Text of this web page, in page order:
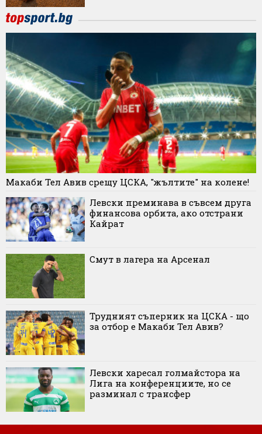
Макаби Тел Авив срещу ЦСКА, "жълтите" на колене!
Левски преминава в съвсем друга
финансова орбита, ако отстрани
Кайрат
Смут в лагера на Арсенал
Трудният съперник на ЦСКА - що
за отбор е Макаби Тел Авив?
Левски харесал голмайстора на
Лига на конференциите, но се
разминал с трансфер